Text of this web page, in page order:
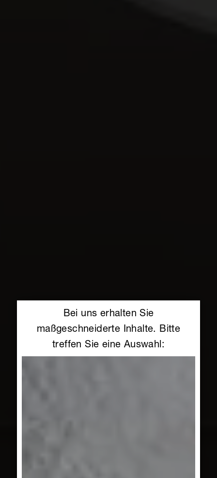
Bei uns erhalten Sie
maßgeschneiderte Inhalte. Bitte
treffen Sie eine Auswahl: